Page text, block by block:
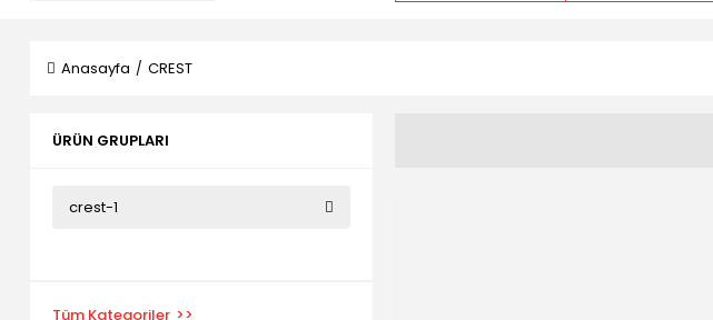
Anasayfa CREST
ÜRÜN GRUPLARI
crest-1
Tüm Kategoriler